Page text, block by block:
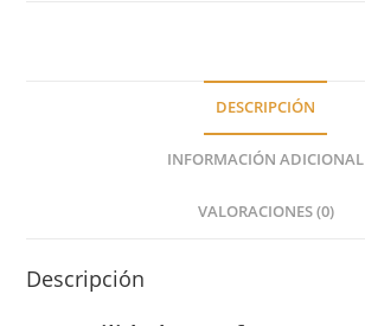
DESCRIPCIÓN
INFORMACIÓN ADICIONAL
VALORACIONES (0)
Descripción